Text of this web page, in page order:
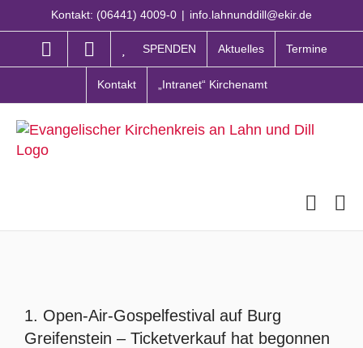
Inhalt
Kontakt: (06441) 4009-0 | info.lahnunddill@ekir.de
SPENDEN Aktuelles Termine
Kontakt „Intranet“ Kirchenamt
grösseres
Bild
1. Open-Air-Gospelfestival auf Burg
Greifenstein – Ticketverkauf hat begonnen